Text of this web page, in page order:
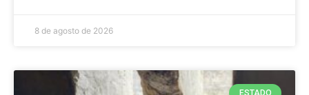
8 de agosto de 2026
ESTADO